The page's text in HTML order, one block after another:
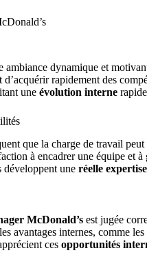
ambiance dynamique et
rapidement des
une évolution interne
que la charge de travail
à encadrer une équipe et
développent une réelle
McDonald’s est jugée
avantages internes, comme
ces opportunités